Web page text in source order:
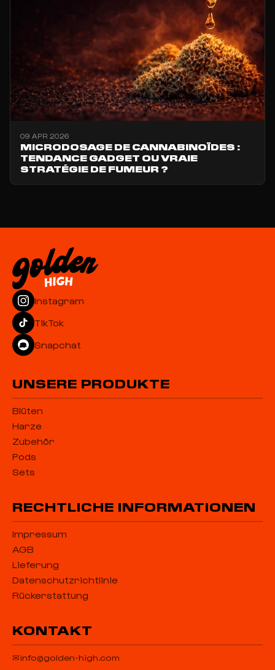
09 APR 2026
MICRODOSAGE DE CANNABINOÏDES :
TENDANCE GADGET OU VRAIE
STRATÉGIE DE FUMEUR ?
Instagram
TikTok
Snapchat
UNSERE PRODUKTE
Blüten
Harze
Zubehör
Pods
Sets
RECHTLICHE INFORMATIONEN
Impressum
AGB
Lieferung
Datenschutzrichtlinie
Rückerstattung
KONTAKT
✉info@golden-high.com